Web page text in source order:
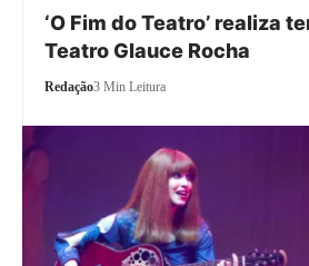
‘O Fim do Teatro’ realiza
Teatro Glauce Rocha
Redação3 Min Leitura